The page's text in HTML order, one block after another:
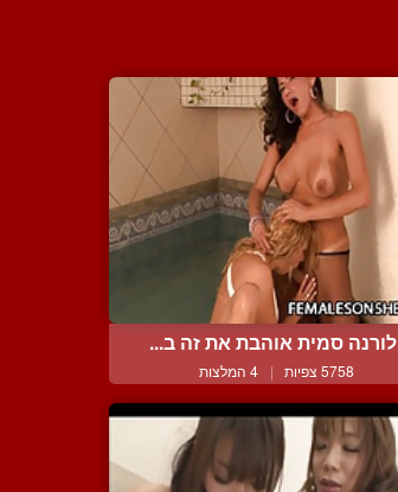
לורנה סמית אוהבת את זה ב...
5758 צפיות | 4 המלצות